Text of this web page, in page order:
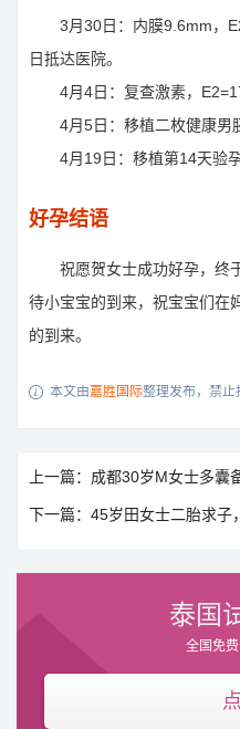
3月30日：内膜9.6mm，
日抵达医院。
4月4日：复查激素，
4月5日：移植二枚健康男
4月19日：移植第14天验孕
好孕结语
祝愿贺女士成功好孕，终于
待小宝宝的到来，祝宝宝们在
的到来。
 本文由嘉胜国际整理发布，禁止
上一篇：成都30岁M女士多
下一篇：45岁田女士二胎求子
泰国
全国免